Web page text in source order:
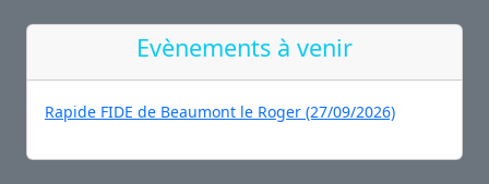
Evènements à venir
Rapide FIDE de Beaumont le Roger (27/09/2026)